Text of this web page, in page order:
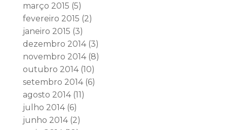
março 2015 (5)
fevereiro 2015 (2)
janeiro 2015 (3)
dezembro 2014(3)
novembro 2014(8)
outubro 2014(10)
setembro 2014(6)
agosto 2014(11)
julho 2014(6)
junho 2014(2)